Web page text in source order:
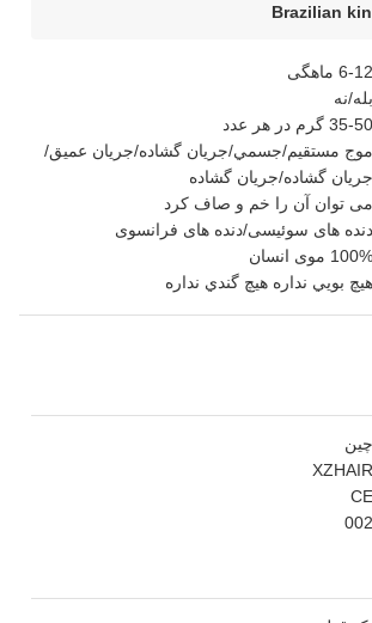
Brazilian
6-12 ماهگی
بله/نه
35-50 گرم در هر عدد
موج مستقيم/جسمي/جريان گشاده/جريان عميق/
جريان گشاده/جريان گشاده
می توان آن را خم و صاف کرد
دنده های سوئیسی/دنده های فرانسوی
100% موی انسان
هيچ بويي نداره هيچ گندي نداره
چین
XZHAIR
CE
002